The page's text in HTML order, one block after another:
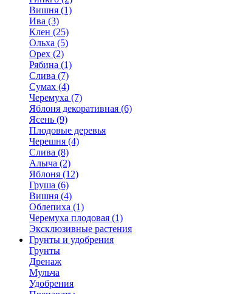
Вишня (1)
Ива (3)
Клен (25)
Ольха (5)
Орех (2)
Рябина (1)
Слива (7)
Сумах (4)
Черемуха (7)
Яблоня декоративная (6)
Ясень (9)
Плодовые деревья
Черешня (4)
Слива (8)
Алыча (2)
Яблоня (12)
Груша (6)
Вишня (4)
Облепиха (1)
Черемуха плодовая (1)
Эксклюзивные растения
Грунты и удобрения
Грунты
Дренаж
Мульча
Удобрения